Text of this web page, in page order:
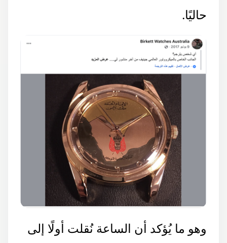
حاليًا.
وهو ما يُؤكد أن الساعة نُقلت أولًا إلى